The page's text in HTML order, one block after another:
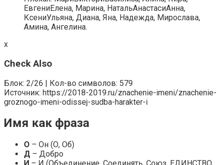
ЕвгениЕлена, Марина, НатальАнастасиАнна,
КсениУльяна, Диана, Яна, Надежда, Мирослава,
Амина, Ангелина.
x
Check Also
Блок: 2/26 | Кол-во символов: 579
Источник: https://2018-2019.ru/znachenie-imeni/znachenie-
groznogo-imeni-odissej-sudba-harakter-i
Имя как фраза
О – Он (О, Об)
Д – Добро